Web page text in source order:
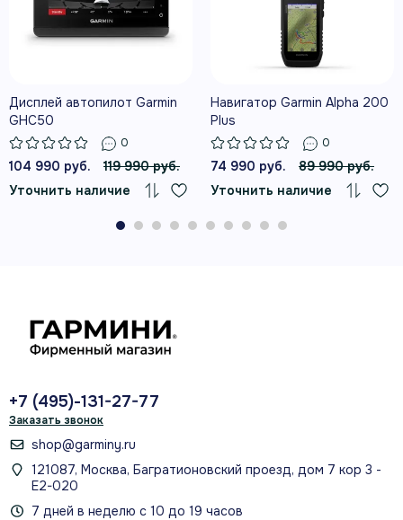
Garmin Drive
трафик, погода, топливо и уведомления со смартфона
32 ГБ
Wi‑Fi + Bluetooth
обновления и звонки без рук
Дисплей автопилот Garmin
GHC50
0
104 990 руб.
119 990 руб.
Уточнить наличие
Навигатор Garmin Alpha 200
Plus
0
74 990 руб.
89 990 руб.
Уточнить наличие
+7 (495)-131-27-77
Заказать звонок
shop@garminy.ru
121087, Москва, Багратионовский проезд, дом 7 кор 3 -
Е2-020
7 дней в неделю с 10 до 19 часов